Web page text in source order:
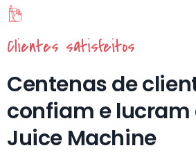
Clientes satisfeitos
Centenas de
confiam e lucram
Juice Machine